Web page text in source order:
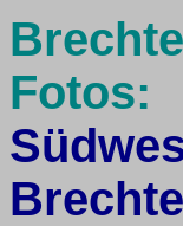
Fotos: